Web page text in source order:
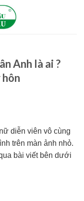
Anh là ai ?
diễn viên vô cùng
trên màn ảnh nhỏ.
bài viết bên dưới